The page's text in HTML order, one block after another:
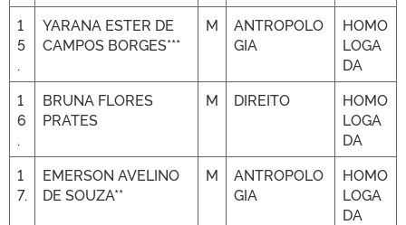
1
5
.
YARANA ESTER DE
CAMPOS BORGES***
M
ANTROPOLO
GIA
HOMO
LOGA
DA
1
6
.
BRUNA FLORES
PRATES
M DIREITO
HOMO
LOGA
DA
1
7.
EMERSON AVELINO
DE SOUZA**
M
ANTROPOLO
GIA
HOMO
LOGA
DA